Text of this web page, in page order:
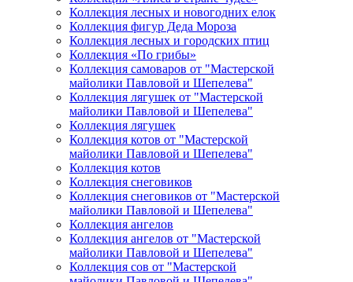
Коллекция лесных и новогодних елок
Коллекция фигур Деда Мороза
Коллекция лесных и городских птиц
Коллекция «По грибы»
Коллекция самоваров от "Мастерской
майолики Павловой и Шепелева"
Коллекция лягушек от "Мастерской
майолики Павловой и Шепелева"
Коллекция лягушек
Коллекция котов от "Мастерской
майолики Павловой и Шепелева"
Коллекция котов
Коллекция снеговиков
Коллекция снеговиков от "Мастерской
майолики Павловой и Шепелева"
Коллекция ангелов
Коллекция ангелов от "Мастерской
майолики Павловой и Шепелева"
Коллекция сов от "Мастерской